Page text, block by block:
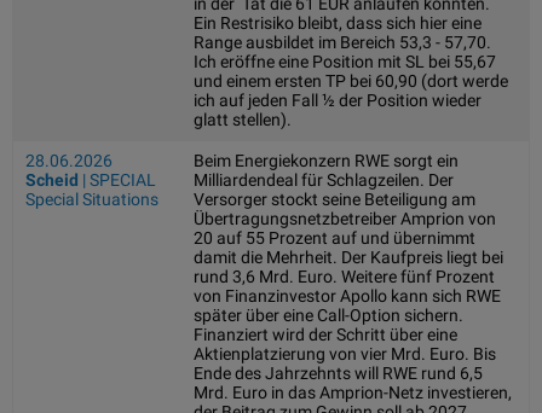
in der Tat die 61 EUR anlaufen könnten.
Ein Restrisiko bleibt, dass sich hier eine
Range ausbildet im Bereich 53,3 - 57,70.
Ich eröffne eine Position mit SL bei 55,67
und einem ersten TP bei 60,90 (dort werde
ich auf jeden Fall ½ der Position wieder
glatt stellen).
28.06.2026
Scheid | SPECIAL
Special Situations
Beim Energiekonzern RWE sorgt ein
Milliardendeal für Schlagzeilen. Der
Versorger stockt seine Beteiligung am
Übertragungsnetzbetreiber Amprion von
20 auf 55 Prozent auf und übernimmt
damit die Mehrheit. Der Kaufpreis liegt bei
rund 3,6 Mrd. Euro. Weitere fünf Prozent
von Finanzinvestor Apollo kann sich RWE
später über eine Call-Option sichern.
Finanziert wird der Schritt über eine
Aktienplatzierung von vier Mrd. Euro. Bis
Ende des Jahrzehnts will RWE rund 6,5
Mrd. Euro in das Amprion-Netz investieren,